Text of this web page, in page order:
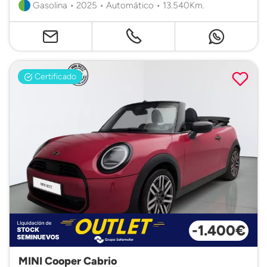
Gasolina • 2025 • Automático • 13.540Km.
Certificado
-1.400€
MINI Cooper Cabrio